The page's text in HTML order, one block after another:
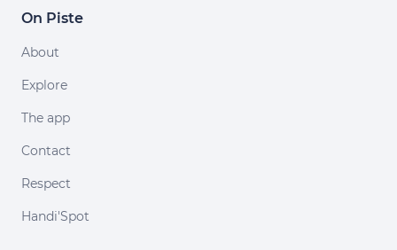
On Piste
About
Explore
The app
Contact
Respect
Handi'Spot